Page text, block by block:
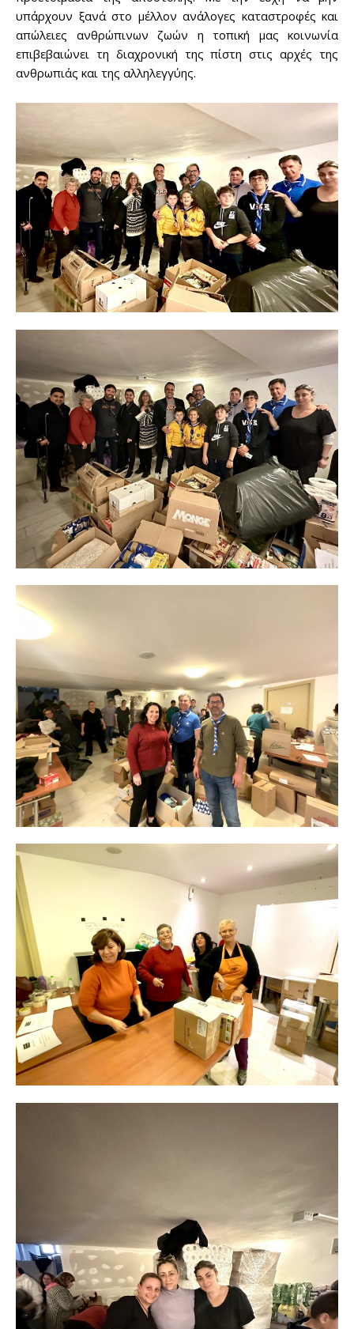
out!
Sing up for our newsletter
to stay in the loop.
SUBSCRIBE
υπάρχουν ξανά στο μέλλον ανάλογες καταστροφές και
απώλειες ανθρώπινων ζωών η τοπική μας κοινωνία
επιβεβαιώνει τη διαχρονική της πίστη στις αρχές της
ανθρωπιάς και της αλληλεγγύης.